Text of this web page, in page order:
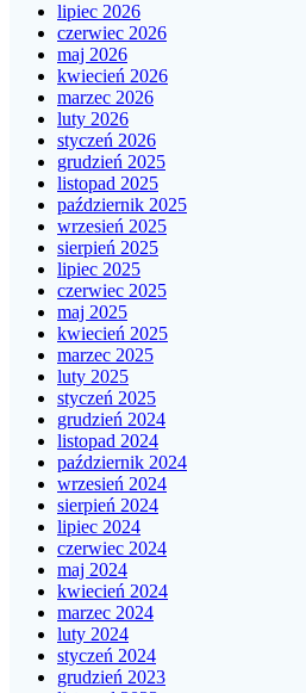
lipiec 2026
czerwiec 2026
maj 2026
kwiecień 2026
marzec 2026
luty 2026
styczeń 2026
grudzień 2025
listopad 2025
październik 2025
wrzesień 2025
sierpień 2025
lipiec 2025
czerwiec 2025
maj 2025
kwiecień 2025
marzec 2025
luty 2025
styczeń 2025
grudzień 2024
listopad 2024
październik 2024
wrzesień 2024
sierpień 2024
lipiec 2024
czerwiec 2024
maj 2024
kwiecień 2024
marzec 2024
luty 2024
styczeń 2024
grudzień 2023